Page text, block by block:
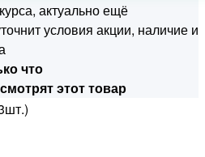
актуально ещё
условия акции, наличие и
что
этот товар